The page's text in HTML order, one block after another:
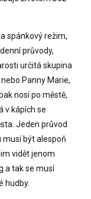
spánkový režim,
průvody,
určitá skupina
Panny Marie,
nosí po městě,
v kápích se
Jeden průvod
musí být alespoň
vidět jenom
a tak se musí
hudby.